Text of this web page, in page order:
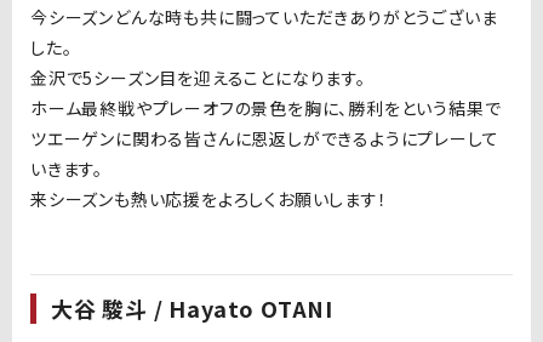
今シーズンどんな時も共に闘っていただきありがとうございま
した。
金沢で5シーズン目を迎えることになります。
ホーム最終戦やプレーオフの景色を胸に、勝利をという結果で
ツエーゲンに関わる皆さんに恩返しができるようにプレーして
いきます。
来シーズンも熱い応援をよろしくお願いします！
大谷 駿斗 / Hayato OTANI